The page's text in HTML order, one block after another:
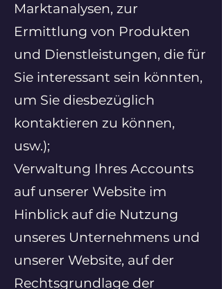
Marktanalysen, zur
Ermittlung von Produkten
und Dienstleistungen, die für
Sie interessant sein könnten,
um Sie diesbezüglich
kontaktieren zu können,
usw.);
Verwaltung Ihres Accounts
auf unserer Website im
Hinblick auf die Nutzung
unseres Unternehmens und
unserer Website, auf der
Rechtsgrundlage der